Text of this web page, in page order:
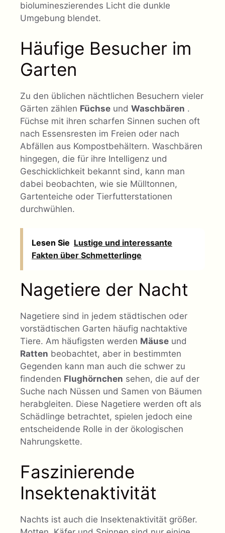
biolumineszierendes Licht die dunkle
Umgebung blendet.
Häufige Besucher im
Garten
Zu den üblichen nächtlichen Besuchern vieler
Gärten zählen Füchse und Waschbären .
Füchse mit ihren scharfen Sinnen suchen oft
nach Essensresten im Freien oder nach
Abfällen aus Kompostbehältern. Waschbären
hingegen, die für ihre Intelligenz und
Geschicklichkeit bekannt sind, kann man
dabei beobachten, wie sie Mülltonnen,
Gartenteiche oder Tierfutterstationen
durchwühlen.
Lesen Sie Lustige und interessante
Fakten über Schmetterlinge
Nagetiere der Nacht
Nagetiere sind in jedem städtischen oder
vorstädtischen Garten häufig nachtaktive
Tiere. Am häufigsten werden Mäuse und
Ratten beobachtet, aber in bestimmten
Gegenden kann man auch die schwer zu
findenden Flughörnchen sehen, die auf der
Suche nach Nüssen und Samen von Bäumen
herabgleiten. Diese Nagetiere werden oft als
Schädlinge betrachtet, spielen jedoch eine
entscheidende Rolle in der ökologischen
Nahrungskette.
Faszinierende
Insektenaktivität
Nachts ist auch die Insektenaktivität größer.